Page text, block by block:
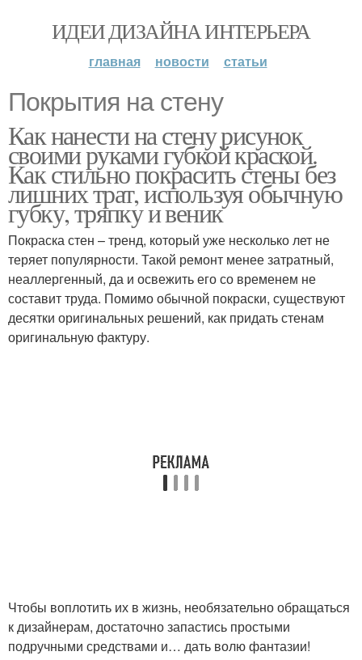
ИДЕИ ДИЗАЙНА ИНТЕРЬЕРА
главная новости статьи
Покрытия на стену
Как нанести на стену рисунок
своими руками губкой краской.
Как стильно покрасить стены без
лишних трат, используя обычную
губку, тряпку и веник
Покраска стен – тренд, который уже несколько лет не
теряет популярности. Такой ремонт менее затратный,
неаллергенный, да и освежить его со временем не
составит труда. Помимо обычной покраски, существуют
десятки оригинальных решений, как придать стенам
оригинальную фактуру.
Чтобы воплотить их в жизнь, необязательно обращаться
к дизайнерам, достаточно запастись простыми
подручными средствами и… дать волю фантазии!